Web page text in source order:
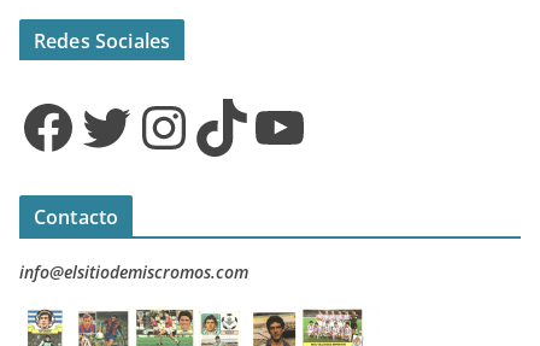
Redes Sociales
Facebook Twitter InstagramTikTok YouTube
Contacto
info@elsitiodemiscromos.com